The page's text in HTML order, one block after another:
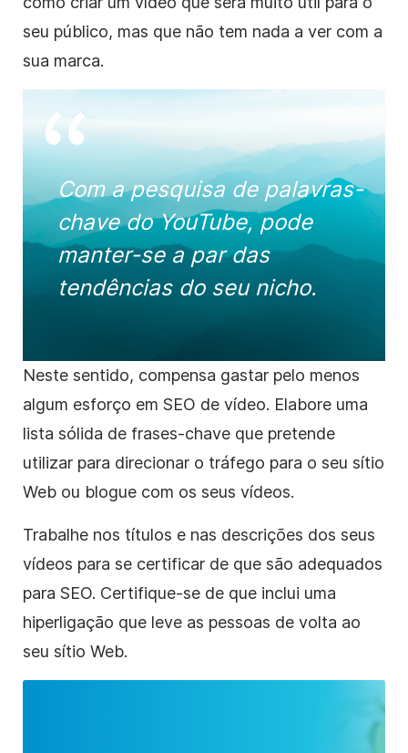
seu público, mas que não tem nada a ver com a
sua marca.
Com a pesquisa de palavras-
chave do YouTube, pode
manter-se a par das
tendências do seu nicho.
Neste sentido, compensa gastar pelo menos
algum esforço em SEO de vídeo. Elabore uma
lista sólida de frases-chave que pretende
utilizar para direcionar o tráfego para o seu sítio
Web ou blogue com os seus vídeos.
Trabalhe nos títulos e nas descrições dos seus
vídeos para se certificar de que são adequados
para SEO. Certifique-se de que inclui uma
hiperligação que leve as pessoas de volta ao
seu sítio Web.